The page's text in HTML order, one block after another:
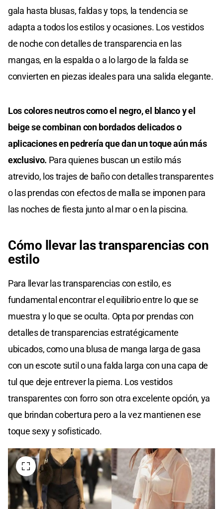
gala hasta blusas, faldas y tops, la tendencia se
adapta a todos los estilos y ocasiones. Los vestidos
de noche con detalles de transparencia en las
mangas, en la espalda o a lo largo de la falda se
convierten en piezas ideales para una salida elegante.
Los colores neutros como el negro, el blanco y el
beige se combinan con bordados delicados o
aplicaciones en pedrería que dan un toque aún más
exclusivo. Para quienes buscan un estilo más
atrevido, los trajes de baño con detalles transparentes
o las prendas con efectos de malla se imponen para
las noches de fiesta junto al mar o en la piscina.
Cómo llevar las transparencias con
estilo
Para llevar las transparencias con estilo, es
fundamental encontrar el equilibrio entre lo que se
muestra y lo que se oculta. Opta por prendas con
detalles de transparencias estratégicamente
ubicados, como una blusa de manga larga de gasa
con un escote sutil o una falda larga con una capa de
tul que deje entrever la pierna. Los vestidos
transparentes con forro son otra excelente opción, ya
que brindan cobertura pero a la vez mantienen ese
toque sexy y sofisticado.